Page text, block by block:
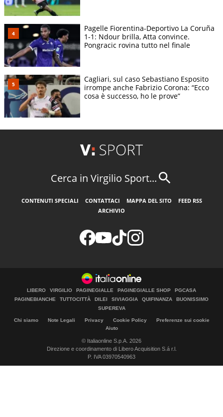
Pagelle Fiorentina-Deportivo La Coruña
1-1: Ndour brilla, Atta convince.
Pongracic rovina tutto nel finale
Cagliari, sul caso Sebastiano Esposito
irrompe anche Fabrizio Corona: “Ecco
cosa è successo, ho le prove”
Cerca in Virgilio Sport...
CONTENUTI SPECIALI CONTATTACI MAPPA DEL SITO
FEED RSS
ARCHIVIO
LIBERO VIRGILIO PAGINEGIALLE PAGINEGIALLE SHOP
PGCASA
PAGINEBIANCHE
TUTTOCITTÀ DILEI SIVIAGGIA QUIFINANZA
BUONISSIMO
SUPEREVA
Chi siamo Note Legali Privacy Cookie Policy
Preferenze sui cookie
Aiuto
© Italiaonline S.p.A. 2026
Direzione e coordinamento di Libero Acquisition S.á r.l.
P. IVA 03970540963